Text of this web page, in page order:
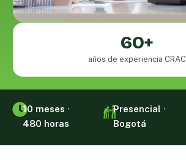
60+
años de experiencia CRAC
10 meses ·
480 horas
Presencial ·
Bogotá